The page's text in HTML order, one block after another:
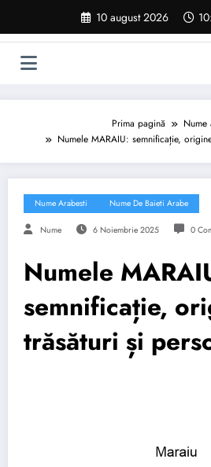
conținut
10 august 2026
Prima pagină
Nume
Numele MARAIU: semnificație,
Nume Arabesti Nume De Baieti Arabe
Nume 6 Noiembrie 2025 0
Numele
semnificație,
trăsături și